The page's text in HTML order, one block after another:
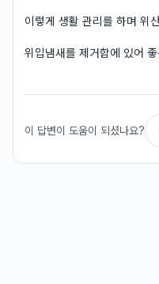
이렇게 생활 관리를 하며 위
위입냄새를 제거함에 있어
이 답변이 도움이 되셨나요?